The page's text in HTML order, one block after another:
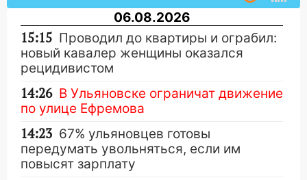
06.08.2026
15:15 Проводил до квартиры и ограбил:
новый кавалер женщины оказался
рецидивистом
14:26 В Ульяновске ограничат движение
по улице Ефремова
14:23 67% ульяновцев готовы
передумать увольняться, если им
повысят зарплату